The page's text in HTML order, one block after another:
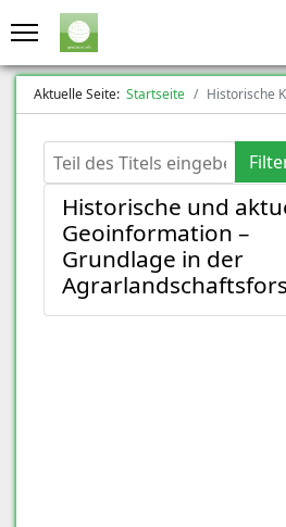
Aktuelle Seite: Startseite Historische
Teil des Titels eingeben
Historische und
Geoinformation –
Grundlage in der